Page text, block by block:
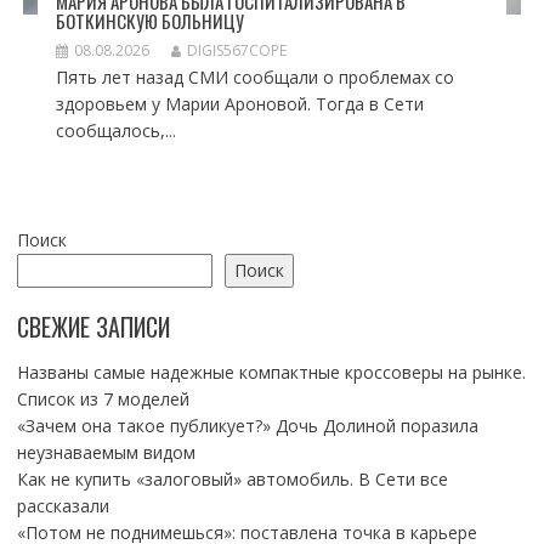
БОТКИНСКУЮ БОЛЬНИЦУ
08.08.2026 DIGIS567COPE
Пять лет назад СМИ сообщали о проблемах со
здоровьем у Марии Ароновой. Тогда в Сети
сообщалось,...
Поиск
Поиск
СВЕЖИЕ ЗАПИСИ
Названы самые надежные компактные кроссоверы на рынке.
Список из 7 моделей
«Зачем она такое публикует?» Дочь Долиной поразила
неузнаваемым видом
Как не купить «залоговый» автомобиль. В Сети все
рассказали
«Потом не поднимешься»: поставлена точка в карьере